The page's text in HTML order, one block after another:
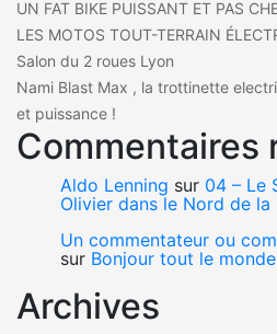
UN FAT BIKE PUISSANT ET PAS
LES MOTOS TOUT-TERRAIN
Salon du 2 roues Lyon
Nami Blast Max , la trottinette
et puissance !
Commentaires
Aldo Lenning sur 04 – Le
Olivier dans le Nord de la
Un commentateur ou
sur Bonjour tout le
Archives